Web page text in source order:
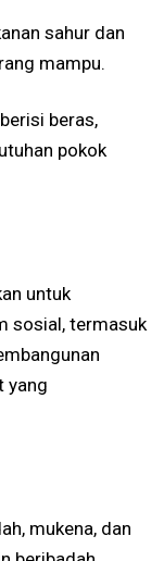
sahur dan
mampu.
beras,
pokok
untuk
sosial, termasuk
yang
mukena, dan